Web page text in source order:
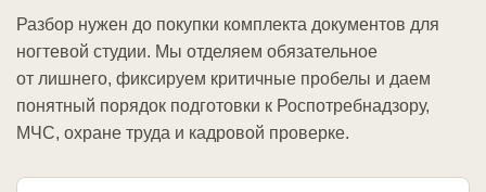
Разбор нужен до покупки комплекта документов для
ногтевой студии. Мы отделяем обязательное
от лишнего, фиксируем критичные пробелы и даем
понятный порядок подготовки к Роспотребнадзору,
МЧС, охране труда и кадровой проверке.